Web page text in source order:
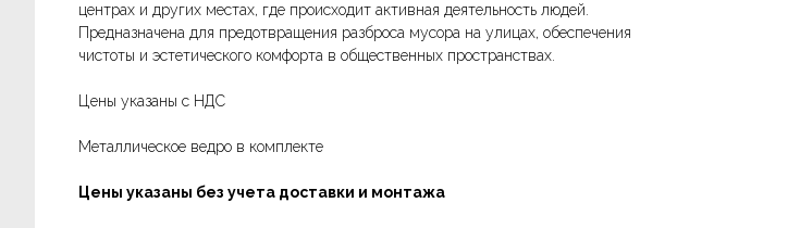
центрах и других местах, где происходит активная деятельность людей.
Предназначена для предотвращения разброса мусора на улицах, обеспечения
чистоты и эстетического комфорта в общественных пространствах.
Цены указаны с НДС
Металлическое ведро в комплекте
Цены указаны без учета доставки и монтажа